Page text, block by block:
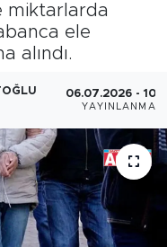
miktarlarda
ele
alındı.
06.07.2026 -
YAYINLANMA